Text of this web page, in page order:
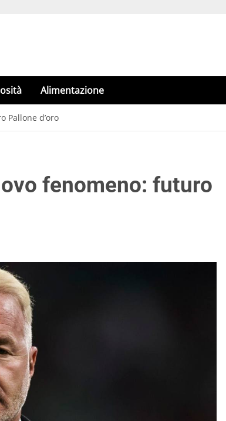
Alimentazione
Pallone d’oro
fenomeno: futuro